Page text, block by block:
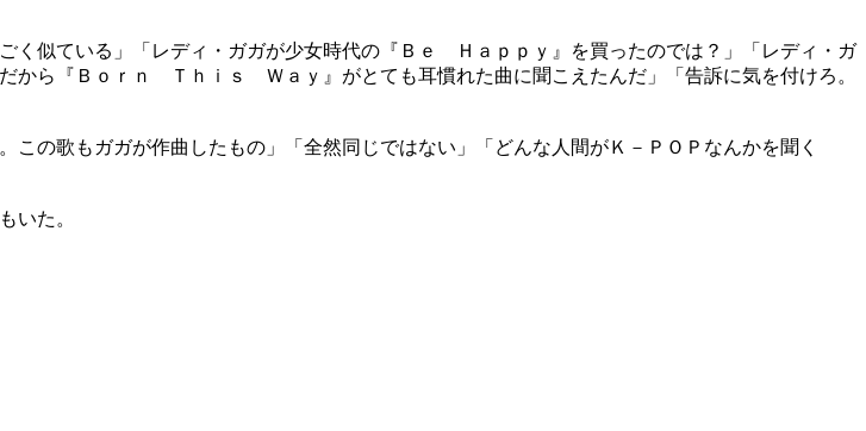
く似ている」「レディ・ガガが少女時代の『Ｂｅ Ｈａｐｐｙ』を買ったのでは？」「レディ・ガ
から『Ｂｏｒｎ Ｔｈｉｓ Ｗａｙ』がとても耳慣れた曲に聞こえたんだ」「告訴に気を付けろ。
の歌もガガが作曲したもの」「全然同じではない」「どんな人間がＫ－ＰＯＰなんかを聞く
いた。